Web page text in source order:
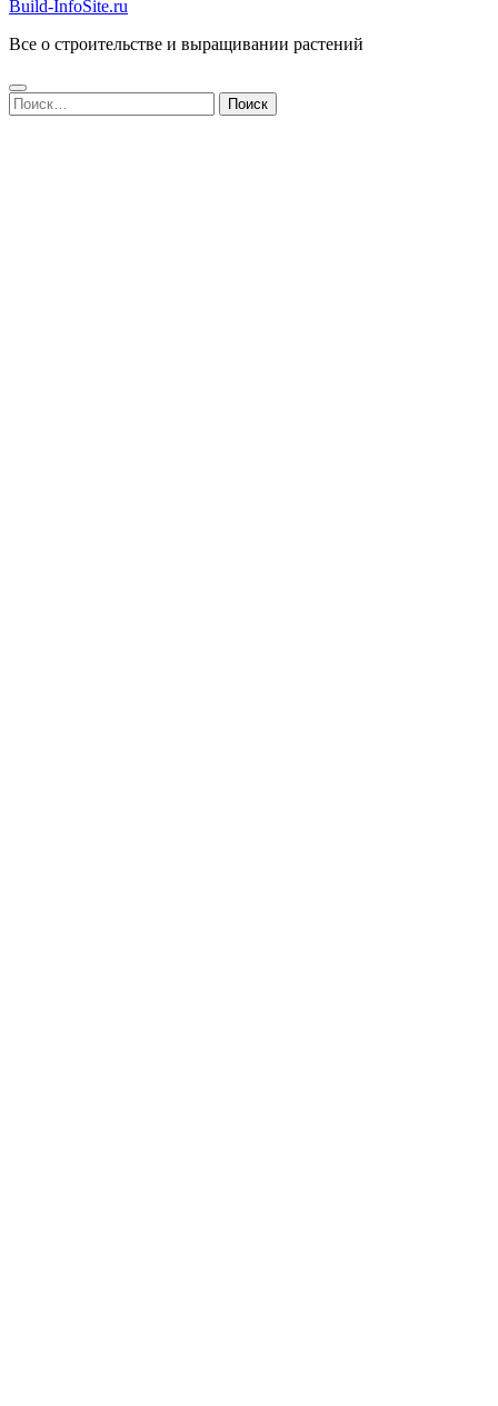
Build-InfoSite.ru
Все о строительстве и выращивании растений
Найти: